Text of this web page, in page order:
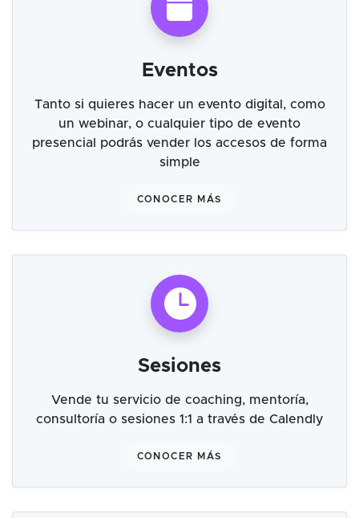
Eventos
Tanto si quieres hacer un evento digital, como
un webinar, o cualquier tipo de evento
presencial podrás vender los accesos de forma
simple
CONOCER MÁS
Sesiones
Vende tu servicio de coaching, mentoría,
consultoría o sesiones 1:1 a través de Calendly
CONOCER MÁS